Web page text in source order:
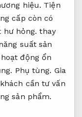
hiệu. Tiện
cấp còn có
hư hỏng. thay
suất sản
động ổn
Phụ tùng. Gia
cần tư vấn
sản phẩm.